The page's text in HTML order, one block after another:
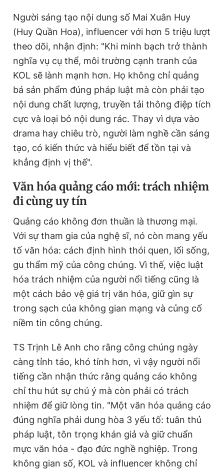
Người sáng tạo nội dung số Mai Xuân Huy
(Huy Quần Hoa), influencer với hơn 5 triệu lượt
theo dõi, nhận định: "Khi minh bạch trở thành
nghĩa vụ cụ thể, môi trường cạnh tranh của
KOL sẽ lành mạnh hơn. Họ không chỉ quảng
bá sản phẩm đúng pháp luật mà còn phải tạo
nội dung chất lượng, truyền tải thông điệp tích
cực và loại bỏ nội dung rác. Thay vì dựa vào
drama hay chiêu trò, người làm nghề cần sáng
tạo, có kiến thức và hiểu biết để tồn tại và
khẳng định vị thế".
Văn hóa quảng cáo mới: trách nhiệm
đi cùng uy tín
Quảng cáo không đơn thuần là thương mại.
Với sự tham gia của nghệ sĩ, nó còn mang yếu
tố văn hóa: cách định hình thói quen, lối sống,
gu thẩm mỹ của công chúng. Vì thế, việc luật
hóa trách nhiệm của người nổi tiếng cũng là
một cách bảo vệ giá trị văn hóa, giữ gìn sự
trong sạch của không gian mạng và củng cố
niềm tin công chúng.
TS Trịnh Lê Anh cho rằng công chúng ngày
càng tỉnh táo, khó tính hơn, vì vậy người nổi
tiếng cần nhận thức rằng quảng cáo không
chỉ thu hút sự chú ý mà còn phải có trách
nhiệm để giữ lòng tin. "Một văn hóa quảng cáo
đúng nghĩa phải dung hòa 3 yếu tố: tuân thủ
pháp luật, tôn trọng khán giả và giữ chuẩn
mực văn hóa - đạo đức nghề nghiệp. Trong
không gian số, KOL và influencer không chỉ